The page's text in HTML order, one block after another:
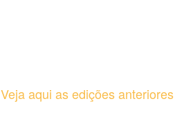
Veja aqui as edições anteriores